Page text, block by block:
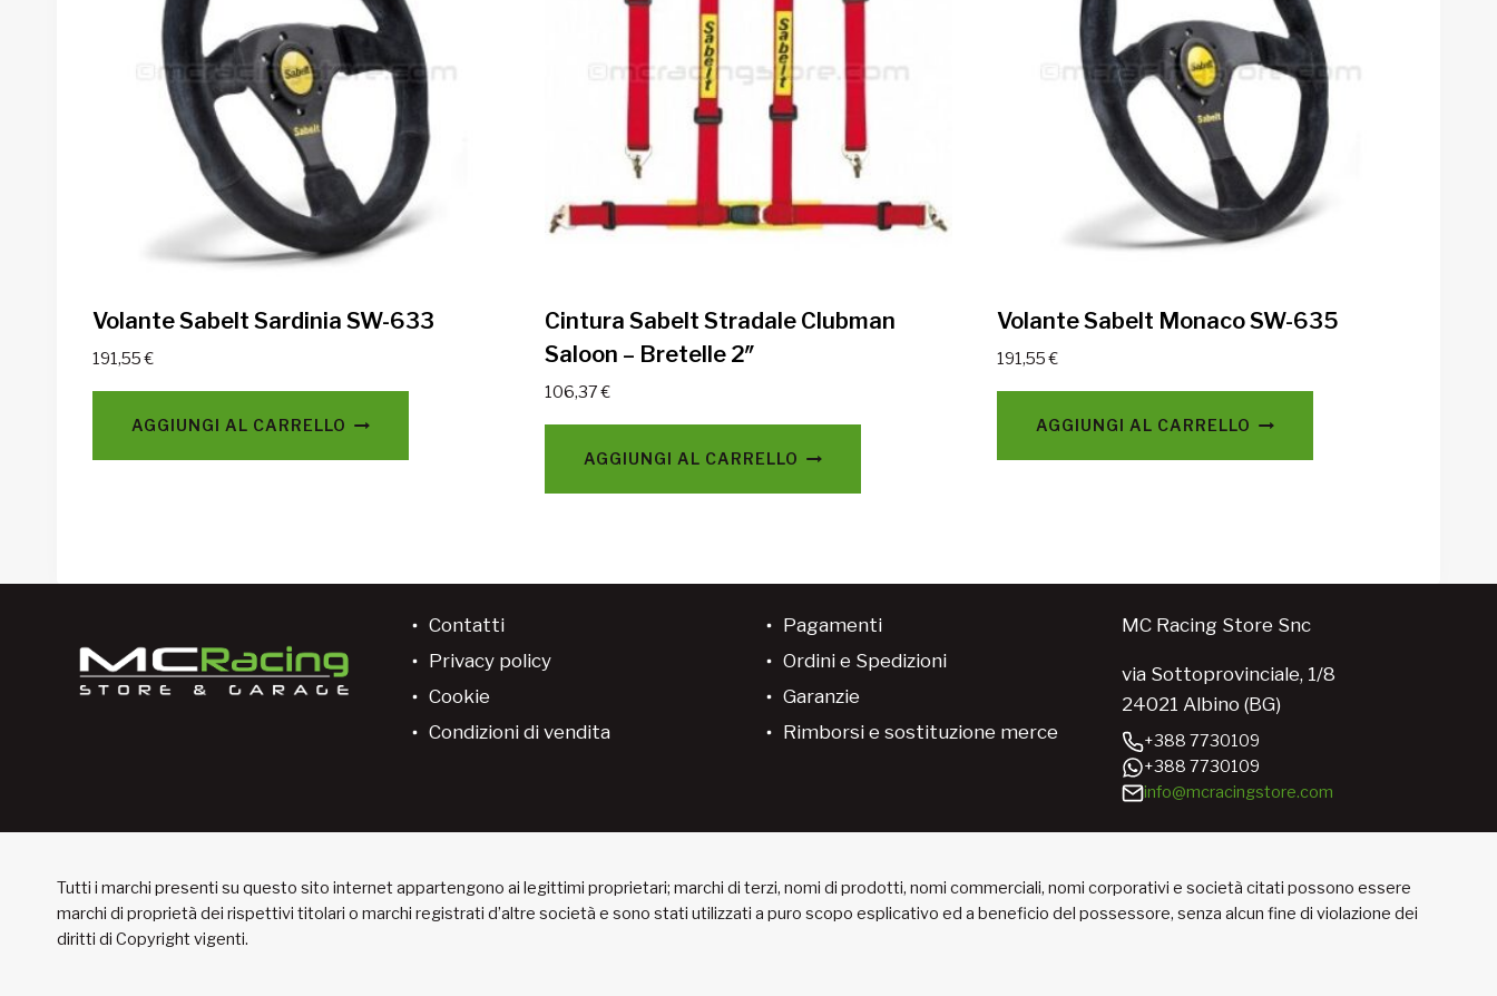
Volante Sabelt Sardinia SW-633
191,55€
AGGIUNGI AL CARRELLO
Cintura Sabelt Stradale Clubman
Saloon – Bretelle 2″
106,37€
AGGIUNGI AL CARRELLO
Volante Sabelt Monaco SW-635
191,55€
AGGIUNGI AL CARRELLO
Contatti
Privacy policy
Cookie
Condizioni di vendita
Pagamenti
Ordini e Spedizioni
Garanzie
Rimborsi e sostituzione merce
MC Racing Store Snc
via Sottoprovinciale, 1/8
24021 Albino (BG)
+388 7730109
+388 7730109
info@mcracingstore.com
Tutti i marchi presenti su questo sito internet appartengono ai legittimi proprietari; marchi di terzi, nomi di prodotti, nomi commerciali, nomi corporativi e società citati possono essere
marchi di proprietà dei rispettivi titolari o marchi registrati d’altre società e sono stati utilizzati a puro scopo esplicativo ed a beneficio del possessore, senza alcun fine di violazione dei
diritti di Copyright vigenti.